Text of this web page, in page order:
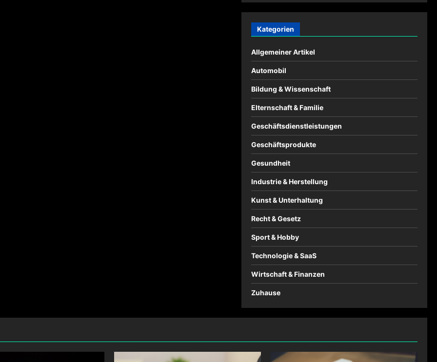
Kategorien
Allgemeiner Artikel
Automobil
Bildung & Wissenschaft
Elternschaft & Familie
Geschäftsdienstleistungen
Geschäftsprodukte
Gesundheit
Industrie & Herstellung
Kunst & Unterhaltung
Recht & Gesetz
Sport & Hobby
Technologie & SaaS
Wirtschaft & Finanzen
Zuhause